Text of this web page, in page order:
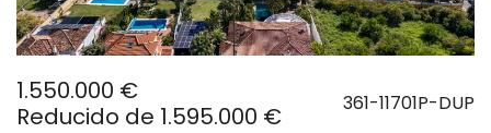
1.550.000 €
Reducido de 1.595.000 €
361-11701P-DUP